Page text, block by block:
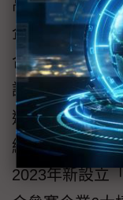
高榮耀，每年
企業永續評選
合了四大構面
諾」、「社會
選出台灣最佳
續也是企業永
2023年新設立